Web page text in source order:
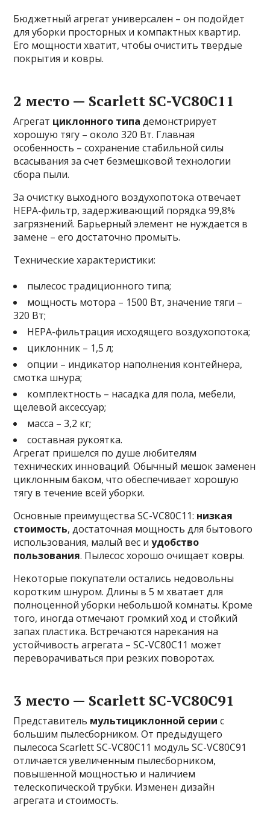
Бюджетный агрегат универсален – он подойдет
для уборки просторных и компактных квартир.
Его мощности хватит, чтобы очистить твердые
покрытия и ковры.
2 место — Scarlett SC-VC80C11
Агрегат циклонного типа демонстрирует
хорошую тягу – около 320 Вт. Главная
особенность – сохранение стабильной силы
всасывания за счет безмешковой технологии
сбора пыли.
За очистку выходного воздухопотока отвечает
HEPA-фильтр, задерживающий порядка 99,8%
загрязнений. Барьерный элемент не нуждается в
замене – его достаточно промыть.
Технические характеристики:
пылесос традиционного типа;
мощность мотора – 1500 Вт, значение тяги –
320 Вт;
HEPA-фильтрация исходящего воздухопотока;
циклонник – 1,5 л;
опции – индикатор наполнения контейнера,
смотка шнура;
комплектность – насадка для пола, мебели,
щелевой аксессуар;
масса – 3,2 кг;
составная рукоятка.
Агрегат пришелся по душе любителям
технических инноваций. Обычный мешок заменен
циклонным баком, что обеспечивает хорошую
тягу в течение всей уборки.
Основные преимущества SC-VC80C11: низкая
стоимость, достаточная мощность для бытового
использования, малый вес иудобство
пользования. Пылесос хорошо очищает ковры.
Некоторые покупатели остались недовольны
коротким шнуром. Длины в 5 м хватает для
полноценной уборки небольшой комнаты. Кроме
того, иногда отмечают громкий ход и стойкий
запах пластика. Встречаются нарекания на
устойчивость агрегата – SC-VC80C11 может
переворачиваться при резких поворотах.
3 место — Scarlett SC-VC80C91
Представитель мультициклонной серии с
большим пылесборником. От предыдущего
пылесоса Scarlett SC-VC80C11 модуль SC-VC80C91
отличается увеличенным пылесборником,
повышенной мощностью и наличием
телескопической трубки. Изменен дизайн
агрегата и стоимость.